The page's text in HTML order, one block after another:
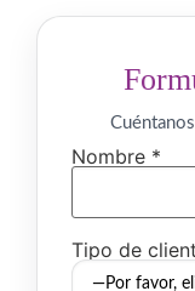
Nombre *
Tipo de